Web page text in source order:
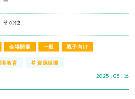
会場開催 一般 親子向け
2025 . 05 . 16
その他
境教育 # 資源循環